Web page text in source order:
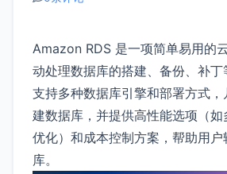
Amazon RDS 是一项简单易用的
动处理数据库的搭建、备份、补丁
支持多种数据库引擎和部署方式
建数据库，并提供高性能选项（
优化）和成本控制方案，帮助用
库。